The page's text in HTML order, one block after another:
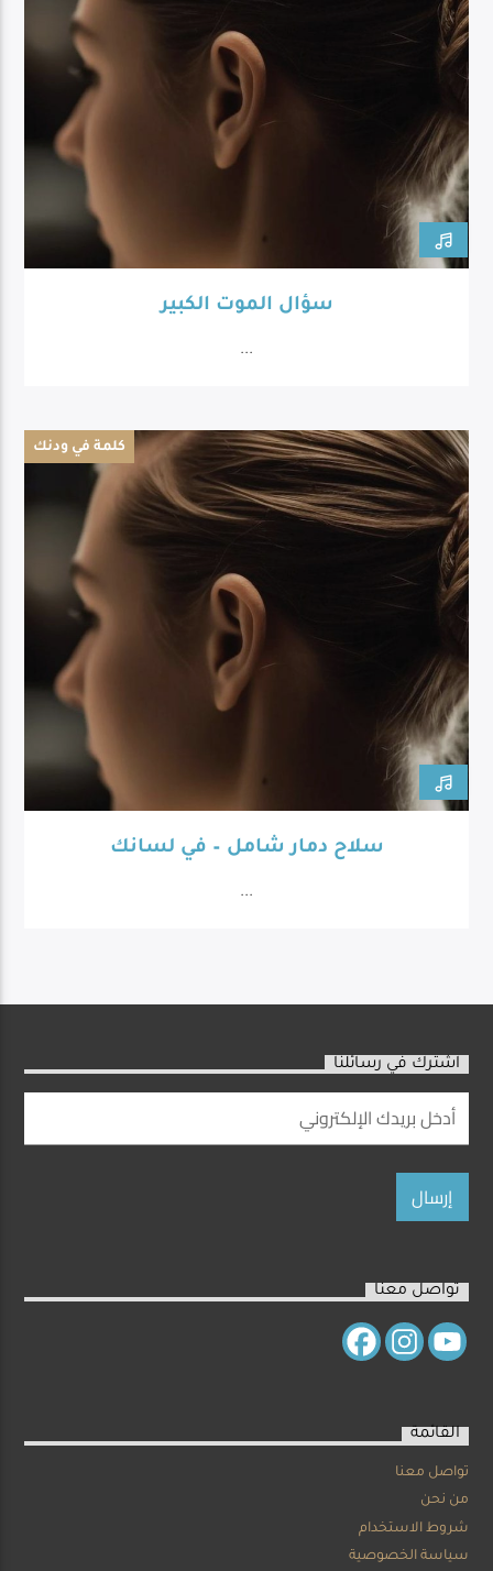
سؤال الموت الكبير
...
كلمة في ودنك
سلاح دمار شامل – في لسانك
...
اشترك في رسائلنا
تواصل معنا
القائمة
تواصل معنا
من نحن
شروط الاستخدام
سياسة الخصوصية